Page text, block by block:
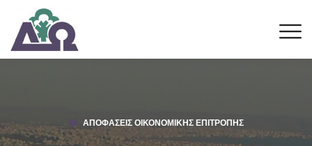
ΑΠΟΦΆΣΕΙΣ ΟΙΚΟΝΟΜΙΚΉΣ ΕΠΙΤΡΟΠΉΣ